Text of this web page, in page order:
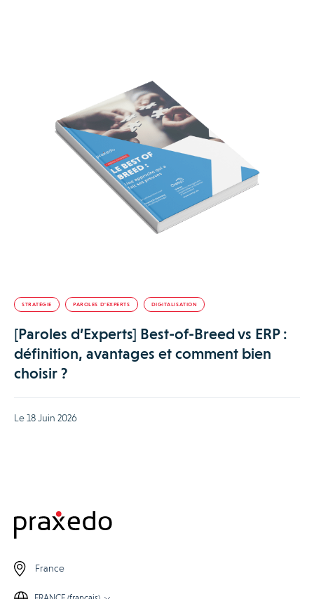
STRATÉGIE PAROLES D'EXPERTS DIGITALISATION
[Paroles d’Experts] Best-of-Breed vs ERP :
définition, avantages et comment bien
choisir ?
Le 18 Juin 2026
France